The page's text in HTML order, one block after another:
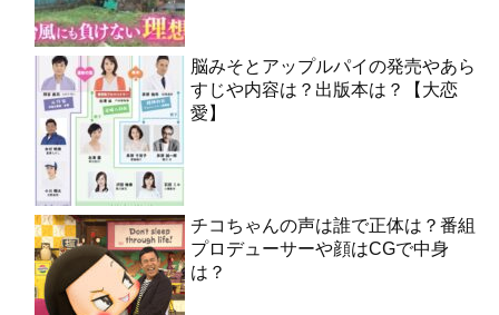
脳みそとアップルパイの発売やあら
すじや内容は？出版本は？【大恋
愛】
チコちゃんの声は誰で正体は？番組
プロデューサーや顔はCGで中身
は？